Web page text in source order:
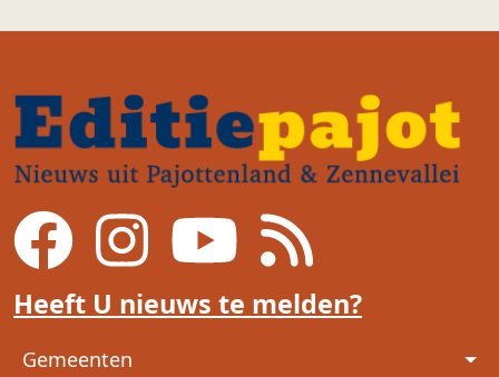
Heeft U nieuws te melden?
Voet
Gemeenten